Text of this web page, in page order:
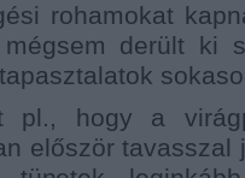
rohamokat
derült ki
pl., hogy a
először tavasszal